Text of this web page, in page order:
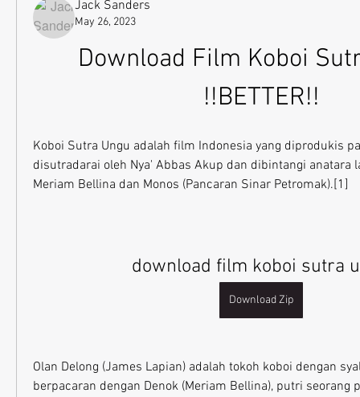
Jack Sanders
May 26, 2023
Download Film Koboi
!!BETTER!!
Koboi Sutra Ungu adalah film Indonesia yang diprodukis
disutradarai oleh Nya' Abbas Akup dan dibintangi anatara
Meriam Bellina dan Monos (Pancaran Sinar Petromak).[1]
download film koboi sutra
Download Zip
Olan Delong (James Lapian) adalah tokoh koboi dengan
berpacaran dengan Denok (Meriam Bellina), putri seorang